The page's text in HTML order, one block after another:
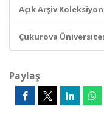
Açık Arşiv
Çukurova
Paylaş